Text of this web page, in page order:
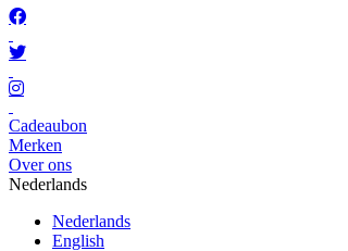
Cadeaubon
Merken
Over ons
Nederlands
Nederlands
English